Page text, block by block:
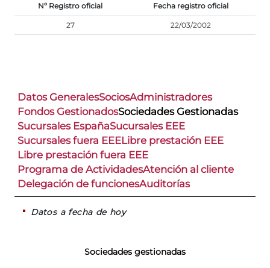
Nº Registro oficial Fecha registro oficial
27 22/03/2002
Datos GeneralesSociosAdministradores
Fondos GestionadosSociedades Gestionadas
Sucursales EspañaSucursales EEE
Sucursales fuera EEELibre prestación EEE
Libre prestación fuera EEE
Programa de ActividadesAtención al cliente
Delegación de funcionesAuditorías
Datos a fecha de hoy
Sociedades gestionadas